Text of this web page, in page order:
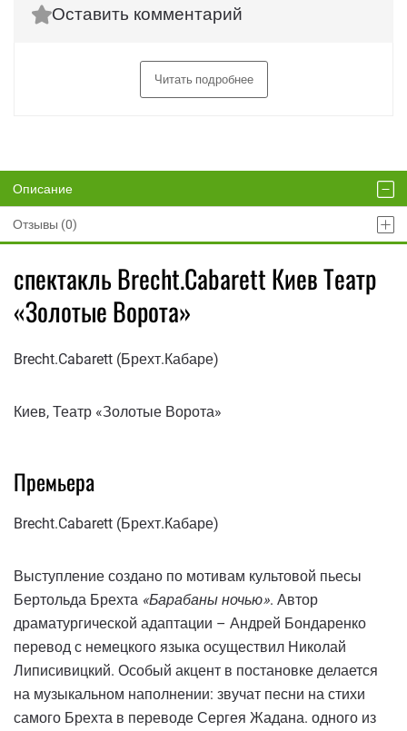
Оставить комментарий
Читать подробнее
Описание
Отзывы (0)
спектакль Brecht.Cabarett Киев Театр
«Золотые Ворота»
Brecht.Cabarett (Брехт.Кабаре)
Киев, Театр «Золотые Ворота»
Премьера
Brecht.Cabarett (Брехт.Кабаре)
Выступление создано по мотивам культовой пьесы
Бертольда Брехта «Барабаны ночью». Автор
драматургической адаптации – Андрей Бондаренко
перевод с немецкого языка осуществил Николай
Липисивицкий. Особый акцент в постановке делается
на музыкальном наполнении: звучат песни на стихи
самого Брехта в переводе Сергея Жадана. одного из